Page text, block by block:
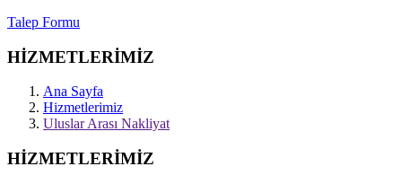
Talep Formu
HİZMETLERİMİZ
Ana Sayfa
Hizmetlerimiz
Uluslar Arası Nakliyat
HİZMETLERİMİZ